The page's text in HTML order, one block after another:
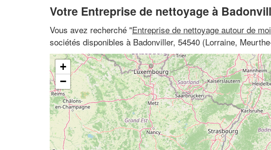
Votre Entreprise de nettoyage à
Vous avez recherché "Entreprise de nettoyage autour de moi
sociétés disponibles à Badonviller, 54540 (Lorraine,
+
−